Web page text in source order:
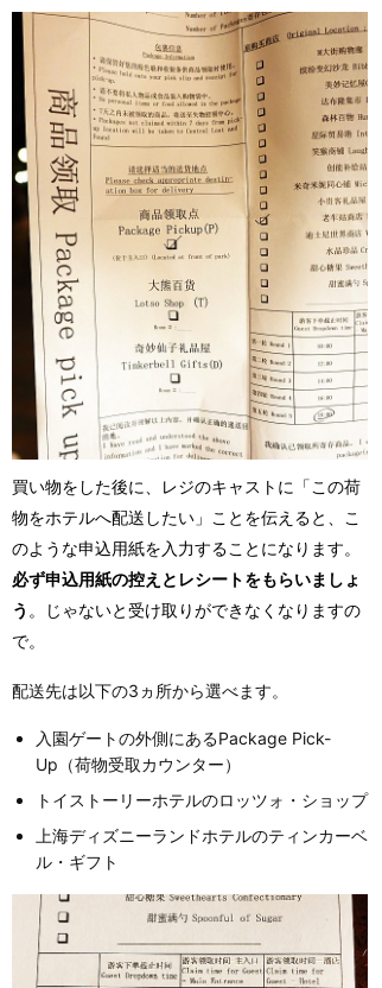
買い物をした後に、レジのキャストに「この荷
物をホテルへ配送したい」ことを伝えると、こ
のような申込用紙を入力することになります。
必ず申込用紙の控えとレシートをもらいましょ
う 。じゃないと受け取りができなくなりますの
で。
配送先は以下の3ヵ所から選べます。
入園ゲートの外側にあるPackage Pick-
Up（荷物受取カウンター）
トイストーリーホテルのロッツォ・ショップ
上海ディズニーランドホテルのティンカーベ
ル・ギフト